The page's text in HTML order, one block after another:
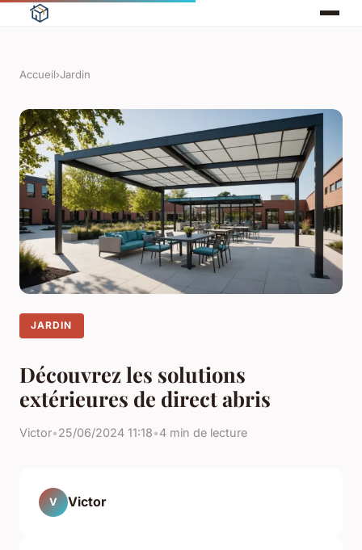
Accueil›Jardin
JARDIN
Découvrez les solutions
extérieures de direct abris
Victor•25/06/2024 11:18•4 min de lecture
V Victor